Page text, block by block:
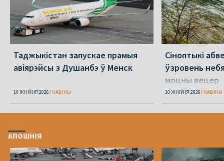
Таджыкістан запускае прамыя
авіярэйсы з Душанбэ ў Менск
10 ЖНІЎНЯ 2026 НАВІНЫ
Сіноптыкі
ўзровень
моцны вецер
10 ЖНІЎНЯ 2026 НАВІНЫ
АПОШНІЯ